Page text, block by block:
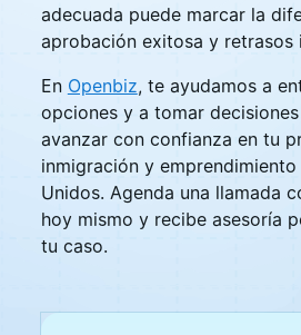
adecuada puede marcar la
aprobación exitosa y retrasos
En Openbiz, te ayudamos a
opciones y a tomar
avanzar con confianza en tu
inmigración y emprendimiento
Unidos. Agenda una llamada
hoy mismo y recibe asesoría
tu caso.